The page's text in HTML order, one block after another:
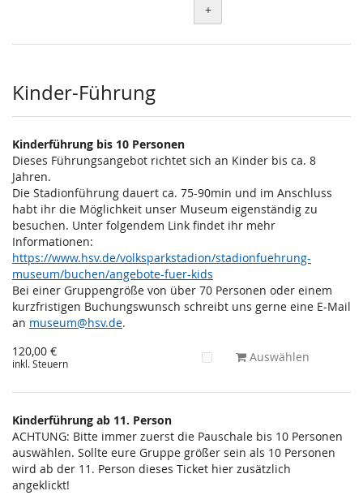
+
Kinder-Führung
Kinderführung bis 10 Personen
Dieses Führungsangebot richtet sich an Kinder bis ca. 8
Jahren.
Die Stadionführung dauert ca. 75-90min und im Anschluss
habt ihr die Möglichkeit unser Museum eigenständig zu
besuchen. Unter folgendem Link findet ihr mehr
Informationen:
https://www.hsv.de/volksparkstadion/stadionfuehrung-
museum/buchen/angebote-fuer-kids
Bei einer Gruppengröße von über 70 Personen oder einem
kurzfristigen Buchungswunsch schreibt uns gerne eine E-Mail
an museum@hsv.de.
120,00 €
inkl. Steuern Auswählen
Kinderführung ab 11. Person
ACHTUNG: Bitte immer zuerst die Pauschale bis 10 Personen
auswählen. Sollte eure Gruppe größer sein als 10 Personen
wird ab der 11. Person dieses Ticket hier zusätzlich
angeklickt!